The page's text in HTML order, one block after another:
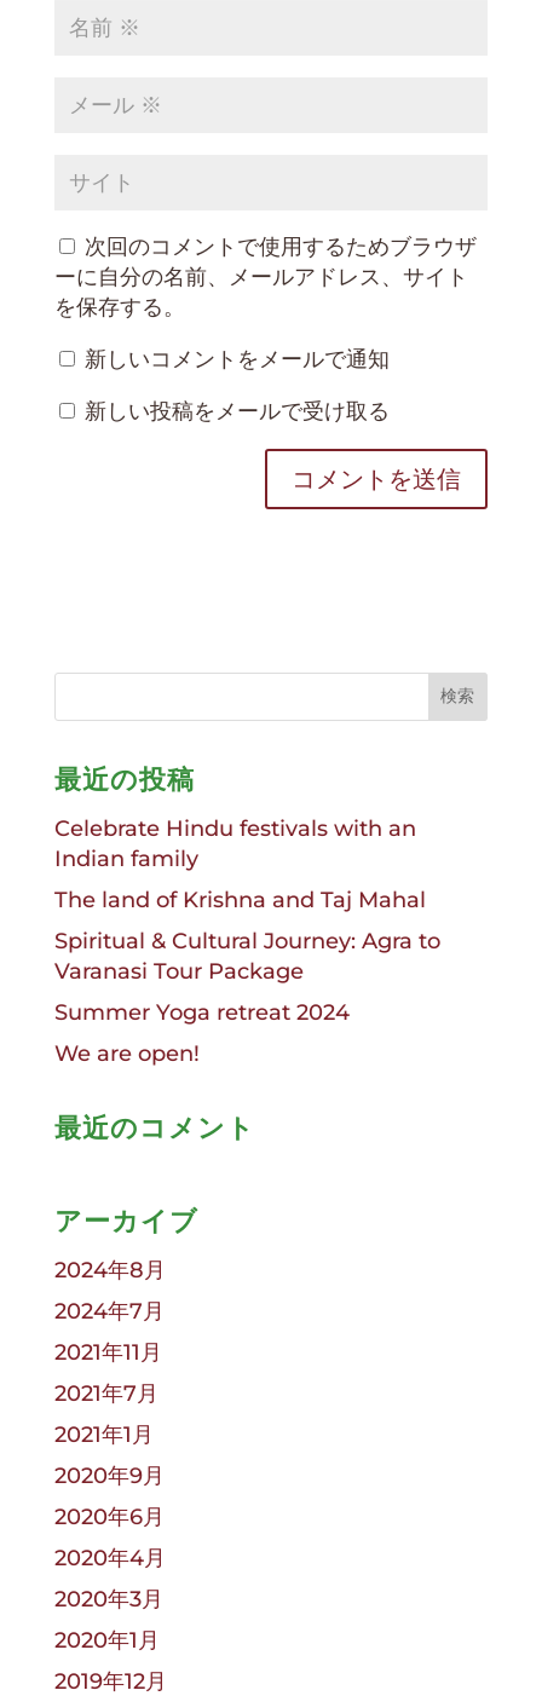
次回のコメントで使用するためブラウザ
ーに自分の名前、メールアドレス、サイト
を保存する。
新しいコメントをメールで通知
新しい投稿をメールで受け取る
最近の投稿
Celebrate Hindu festivals with an
Indian family
The land of Krishna and Taj Mahal
Spiritual & Cultural Journey: Agra to
Varanasi Tour Package
Summer Yoga retreat 2024
We are open!
最近のコメント
アーカイブ
2024年8月
2024年7月
2021年11月
2021年7月
2021年1月
2020年9月
2020年6月
2020年4月
2020年3月
2020年1月
2019年12月